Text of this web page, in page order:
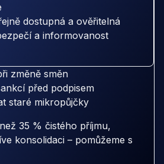
dostupná a ověřitelná
a informovanost
změně směn
před podpisem
staré mikropůjčky
35 % čistého příjmu,
konsolidaci – pomůžeme s